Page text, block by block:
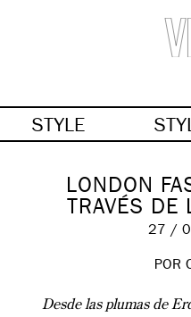
STYLE
LONDON
TRAVÉS DE
27 /
POR
Desde las plumas de